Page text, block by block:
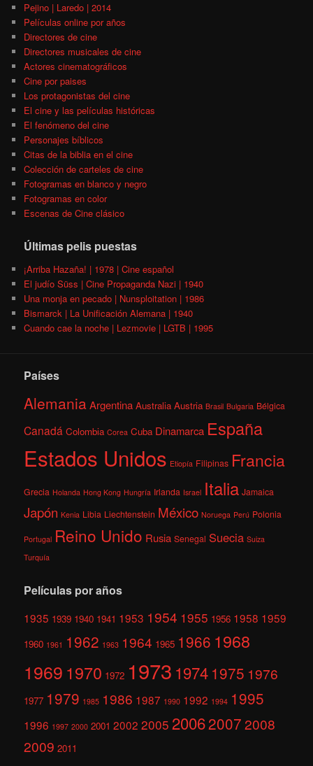
Pejino | Laredo | 2014
Películas online por años
Directores de cine
Directores musicales de cine
Actores cinematográficos
Cine por paises
Los protagonistas del cine
El cine y las películas históricas
El fenómeno del cine
Personajes bíblicos
Citas de la biblia en el cine
Colección de carteles de cine
Fotogramas en blanco y negro
Fotogramas en color
Escenas de Cine clásico
Últimas pelis puestas
¡Arriba Hazaña! | 1978 | Cine español
El judío Süss | Cine Propaganda Nazi | 1940
Una monja en pecado | Nunsploitation | 1986
Bismarck | La Unificación Alemana | 1940
Cuando cae la noche | Lezmovie | LGTB | 1995
Países
AlemaniaArgentina Australia Austria Brasil Bulgaria Bélgica
Canadá Colombia Corea Cuba Dinamarca España
Estados Unidos Etiopía Filipinas Francia
Grecia Holanda Hong Kong Hungría Irlanda Israel Italia Jamaica
Japón Kenia Libia Liechtenstein México Noruega Perú Polonia
Portugal Reino Unido Rusia Senegal Suecia Suiza
Turquía
Películas por años
1935 1939 1940 1941 1953 1954 1955 1956 1958 1959
1960 1961 1962 1963 1964 1965 1966 1968
1969 1970 1972 1973 1974 1975 1976
1977 1979 1985 1986 1987 1990 1992 1994 1995
1996 1997 2000 2001 2002 2005 200620072008
2009 2011